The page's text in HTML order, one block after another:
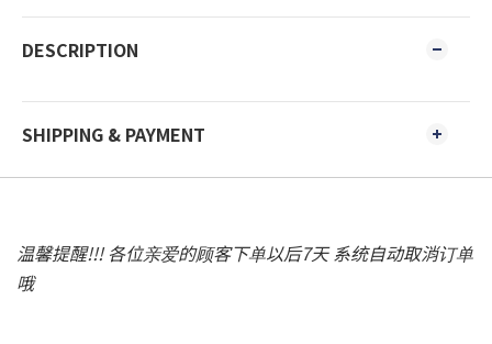
DESCRIPTION
SHIPPING & PAYMENT
温馨提醒!!! 各位亲爱的顾客下单以后7天 系统自动取消订单
哦